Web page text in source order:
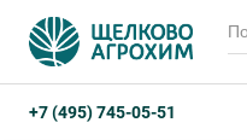
+7 (495) 745-05-51